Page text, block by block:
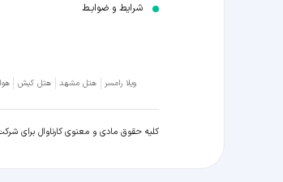
شرایط و ضوابـط
ویلا رامسر هتل مشهد هتل کیش
کلیه حقوق مادی و معنوی کارناوال برای